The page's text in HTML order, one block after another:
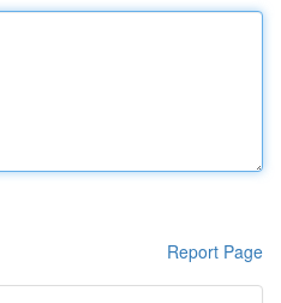
Report Page